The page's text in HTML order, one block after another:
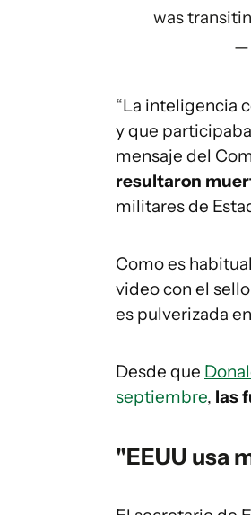
was
—
“La inteligencia
y que
mensaje del
resultaron
militares de
Como es
video con el
es pulverizada
Desde que
septiembre, las
"EEUU usa